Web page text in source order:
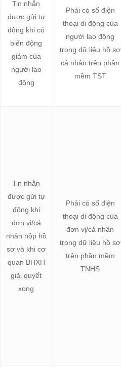
Tin nhắn
được gửi tự
động khi có
biến động
giảm của
người lao
động
Phải có số điện
thoại di động của
người lao động
trong dữ liệu hồ sơ
cá nhân trên phần
mềm TST
Tin nhắn
được gửi tự
động khi
đơn vị/cá
nhân nộp hồ
sơ và khi cơ
quan BHXH
giải quyết
xong
Phải có số điện
thoại di động của
đơn vị/cá nhân
trong dữ liệu hồ sơ
trên phần mềm
TNHS